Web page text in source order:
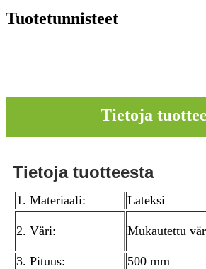
Tuotetunnisteet
Tietoja
Tietoja tuotteesta
1. Materiaali: Lateksi
2. Väri: Mukautettu
3. Pituus:
500 mm